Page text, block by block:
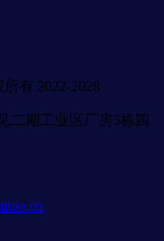
有 2022-2028
二期工业区厂房5栋四